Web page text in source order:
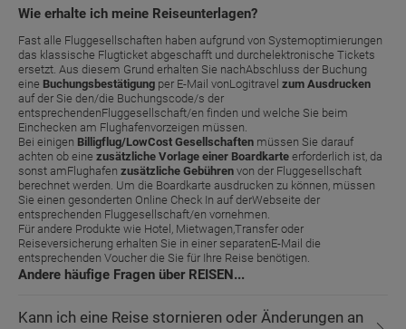
Wie erhalte ich meine Reiseunterlagen?
Fast alle Fluggesellschaften haben aufgrund von Systemoptimierungen
das klassische Flugticket abgeschafft und durchelektronische Tickets
ersetzt. Aus diesem Grund erhalten Sie nachAbschluss der Buchung
eine Buchungsbestätigung per E-Mail vonLogitravel zum Ausdrucken
auf der Sie den/die Buchungscode/s der
entsprechendenFluggesellschaft/en finden und welche Sie beim
Einchecken am Flughafenvorzeigen müssen.
Bei einigen Billigflug/LowCost Gesellschaften müssen Sie darauf
achten ob eine zusätzliche Vorlage einer Boardkarte erforderlich ist, da
sonst amFlughafen zusätzliche Gebühren von der Fluggesellschaft
berechnet werden. Um die Boardkarte ausdrucken zu können, müssen
Sie einen gesonderten Online Check In auf derWebseite der
entsprechenden Fluggesellschaft/en vornehmen.
Für andere Produkte wie Hotel, Mietwagen,Transfer oder
Reiseversicherung erhalten Sie in einer separatenE-Mail die
entsprechenden Voucher die Sie für Ihre Reise benötigen.
Andere häufige Fragen über REISEN...
Kann ich eine Reise stornieren oder Änderungen an